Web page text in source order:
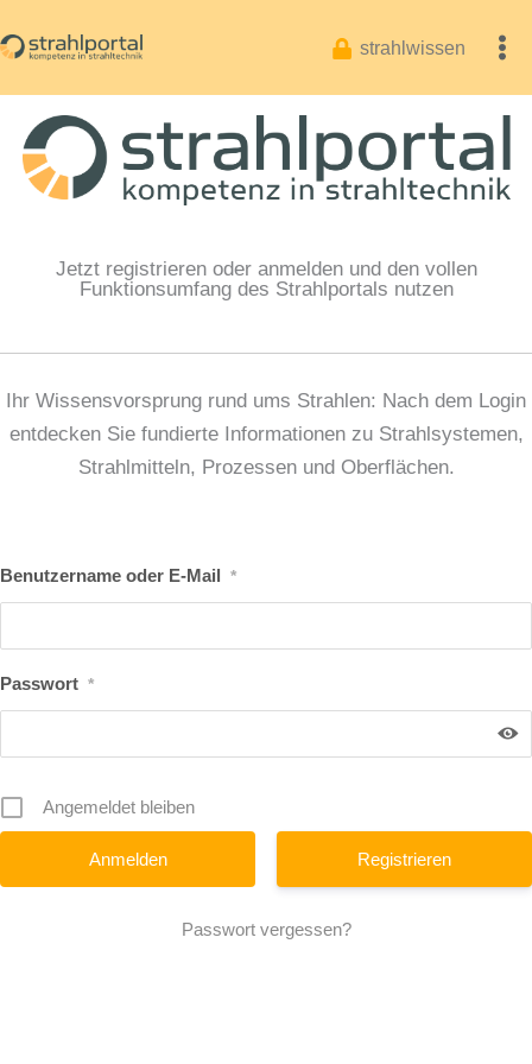
Inhalt
strahlwissen
Jetzt registrieren oder anmelden und den vollen
Funktionsumfang des Strahlportals nutzen
Ihr Wissensvorsprung rund ums Strahlen: Nach dem Login
entdecken Sie fundierte Informationen zu Strahlsystemen,
Strahlmitteln, Prozessen und Oberflächen.
Benutzername oder E-Mail *
Passwort *
Angemeldet bleiben
Registrieren
Passwort vergessen?